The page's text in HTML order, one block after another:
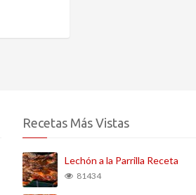
Recetas Más Vistas
Lechón a la Parrilla Receta
81434